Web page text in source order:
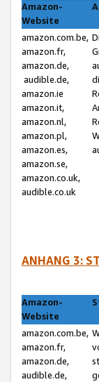
Amazon-
Website
amazon.com.be,
amazon.fr,
amazon.de,
audible.de,
amazon.ie
amazon.it,
amazon.nl,
amazon.pl,
amazon.es,
amazon.se,
amazon.co.uk,
audible.co.uk
ANHANG 3:
Amazon-
Website
amazon.com.be,
amazon.fr,
amazon.de,
audible.de,